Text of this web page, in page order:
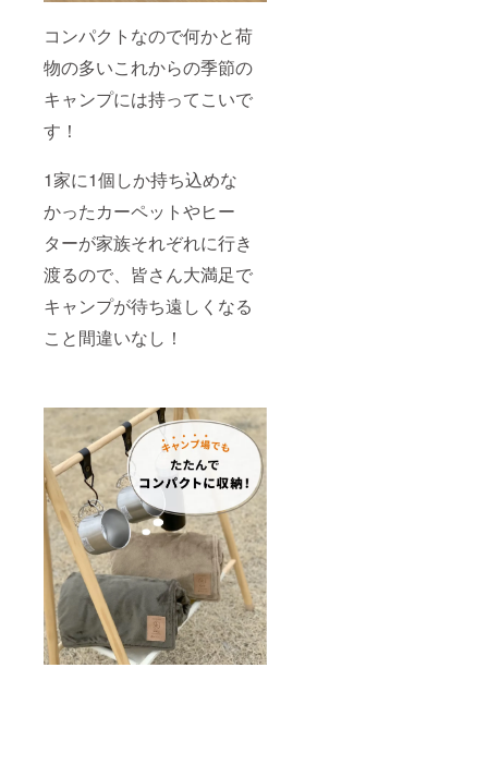
コンパクトなので何かと荷
物の多いこれからの季節の
キャンプには持ってこいで
す！
1家に1個しか持ち込めな
かったカーペットやヒー
ターが家族それぞれに行き
渡るので、皆さん大満足で
キャンプが待ち遠しくなる
こと間違いなし！